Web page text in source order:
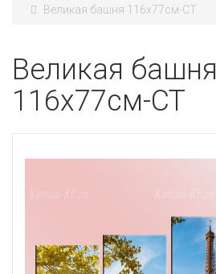
Великая башня 116х77см-CT
Великая башня
116х77см-CT